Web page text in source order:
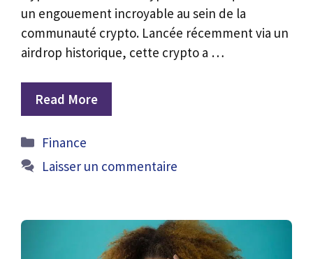
un engouement incroyable au sein de la
communauté crypto. Lancée récemment via un
airdrop historique, cette crypto a …
Read More
Catégories
Finance
Laisser un commentaire